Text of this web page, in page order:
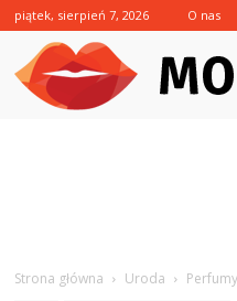
piątek, sierpień 7, 2026 O nas
Strona główna Uroda